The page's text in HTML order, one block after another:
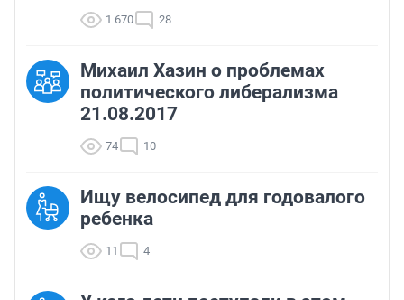
1 670 28
Михаил Хазин о проблемах
политического либерализма
21.08.2017
74 10
Ищу велосипед для годовалого
ребенка
11 4